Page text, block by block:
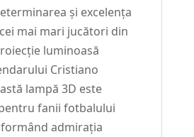
și excelența
mai mari jucători din
luminoasă
Cristiano
lampă 3D este
fanii fotbalului
admirația